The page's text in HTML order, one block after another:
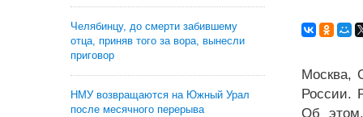
Челябинцу, до смерти забившему
отца, приняв того за вора, вынесли
приговор
НМУ возвращаются на Южный Урал
после месячного перерыва
Москва,
России.
Об этом,